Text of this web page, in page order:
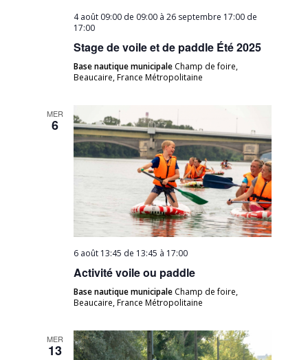
4 août 09:00 de 09:00 à26 septembre 17:00 de
17:00
Stage de voile et de paddle Été 2025
Base nautique municipale Champ de foire,
Beaucaire, France Métropolitaine
MER
6
6 août 13:45 de 13:45 à 17:00
Activité voile ou paddle
Base nautique municipale Champ de foire,
Beaucaire, France Métropolitaine
MER
13